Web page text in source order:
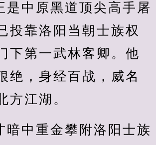
是中原黑道顶尖高手屠
投靠洛阳当朝士族权
下第一武林客卿。他
绝，身经百战，威名
方江湖。
暗中重金攀附洛阳士族